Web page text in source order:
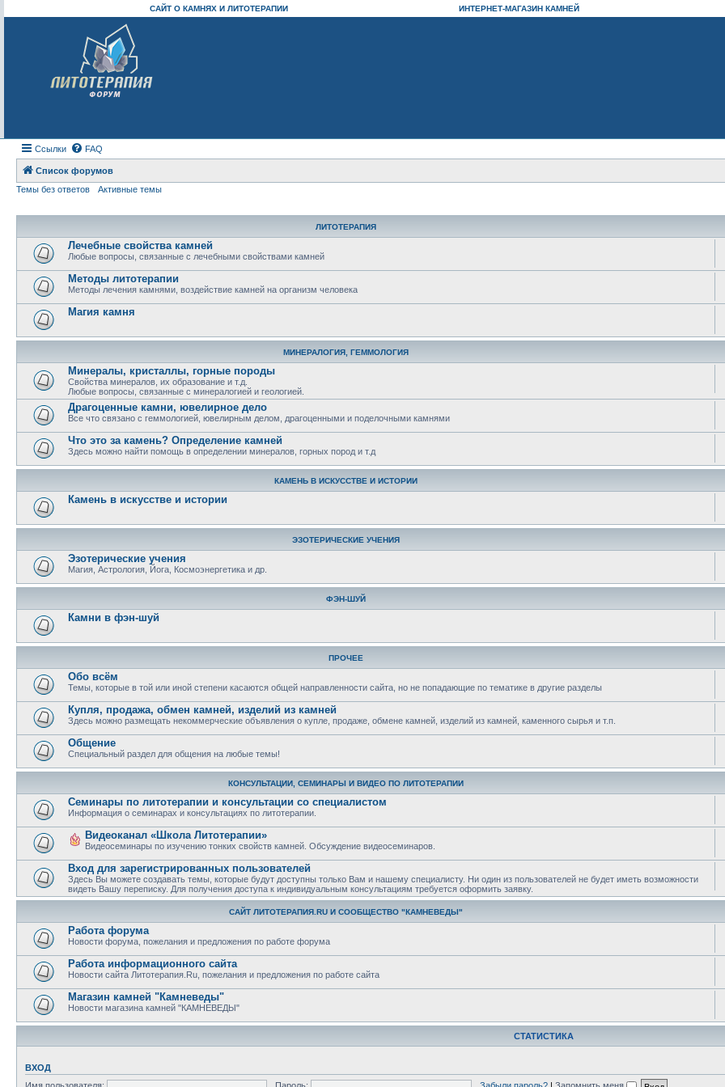
САЙТ О КАМНЯХ И ЛИТОТЕРАПИИ ИНТЕРНЕТ-МАГАЗИН КАМНЕЙ
Ссылки FAQ
Список форумов
Темы без ответов
Активные темы
ЛИТОТЕРАПИЯ
Лечебные свойства камней
Любые вопросы, связанные с лечебными свойствами камней
Методы литотерапии
Методы лечения камнями, воздействие камней на организм человека
Магия камня
МИНЕРАЛОГИЯ, ГЕММОЛОГИЯ
Минералы, кристаллы, горные породы
Свойства минералов, их образование и т.д.
Любые вопросы, связанные с минералогией и геологией.
Драгоценные камни, ювелирное дело
Все что связано с геммологией, ювелирным делом, драгоценными и поделочными камнями
Что это за камень? Определение камней
Здесь можно найти помощь в определении минералов, горных пород и т.д
КАМЕНЬ В ИСКУССТВЕ И ИСТОРИИ
Камень в искусстве и истории
ЭЗОТЕРИЧЕСКИЕ УЧЕНИЯ
Эзотерические учения
Магия, Астрология, Йога, Космоэнергетика и др.
ФЭН-ШУЙ
Камни в фэн-шуй
ПРОЧЕЕ
Обо всём
Темы, которые в той или иной степени касаются общей направленности сайта, но не попадающие по тематике в другие разделы
Купля, продажа, обмен камней, изделий из камней
Здесь можно размещать некоммерческие объявления о купле, продаже, обмене камней, изделий из камней, каменного сырья и т.п.
Общение
Специальный раздел для общения на любые темы!
КОНСУЛЬТАЦИИ, СЕМИНАРЫ И ВИДЕО ПО ЛИТОТЕРАПИИ
Семинары по литотерапии и консультации со специалистом
Информация о семинарах и консультациях по литотерапии.
Видеоканал «Школа Литотерапии»
Видеосеминары по изучению тонких свойств камней. Обсуждение видеосеминаров.
Вход для зарегистрированных пользователей
Здесь Вы можете создавать темы, которые будут доступны только Вам и нашему специалисту. Ни один из пользователей не будет иметь возможности
видеть Вашу переписку. Для получения доступа к индивидуальным консультациям требуется оформить заявку.
САЙТ ЛИТОТЕРАПИЯ.RU И СООБЩЕСТВО "КАМНЕВЕДЫ"
Работа форума
Новости форума, пожелания и предложения по работе форума
Работа информационного сайта
Новости сайта Литотерапия.Ru, пожелания и предложения по работе сайта
Магазин камней "Камневеды"
Новости магазина камней "КАМНЕВЕДЫ"
СТАТИСТИКА
ВХОД